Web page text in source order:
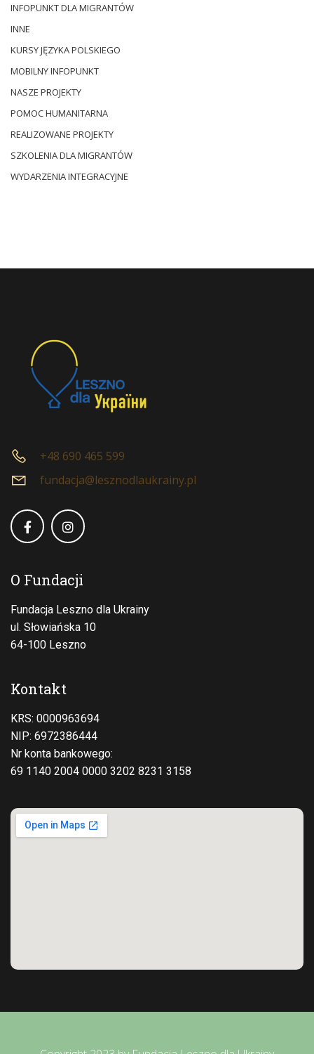
INFOPUNKT DLA MIGRANTÓW
INNE
KURSY JĘZYKA POLSKIEGO
MOBILNY INFOPUNKT
NASZE PROJEKTY
POMOC HUMANITARNA
REALIZOWANE PROJEKTY
SZKOLENIA DLA MIGRANTÓW
WYDARZENIA INTEGRACYJNE
+48 690 465 599
fundacja@lesznodlaukrainy.pl
O Fundacji
Fundacja Leszno dla Ukrainy
ul. Słowiańska 10
64-100 Leszno
Kontakt
KRS: 0000963694
NIP: 6972386444
Nr konta bankowego:
69 1140 2004 0000 3202 8231 3158